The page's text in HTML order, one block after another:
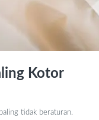
Kotor
tidak beraturan.